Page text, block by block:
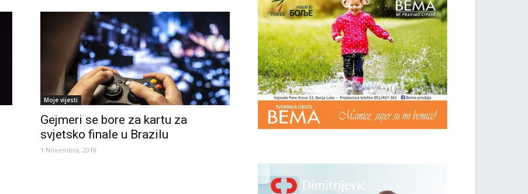
Moje vijesti
Gejmeri se bore za kartu za
svjetsko finale u Brazilu
1 Novembra, 2019